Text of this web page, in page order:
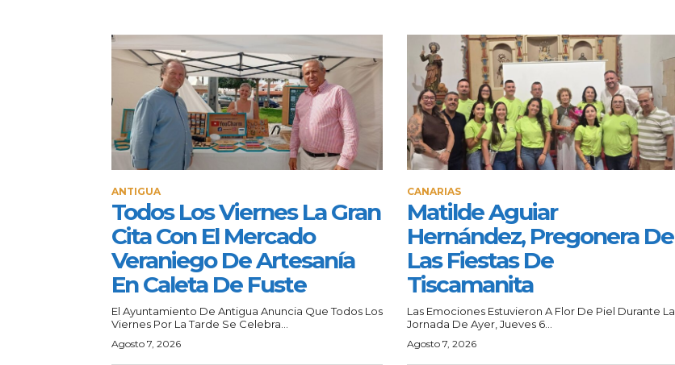
ANTIGUA
Todos Los Viernes La Gran
Cita Con El Mercado
Veraniego De Artesanía
En Caleta De Fuste
El Ayuntamiento De Antigua Anuncia Que Todos Los
Viernes Por La Tarde Se Celebra...
Agosto 7, 2026
CANARIAS
Matilde Aguiar
Hernández, Pregonera De
Las Fiestas De
Tiscamanita
Las Emociones Estuvieron A Flor De Piel Durante La
Jornada De Ayer, Jueves 6...
Agosto 7, 2026